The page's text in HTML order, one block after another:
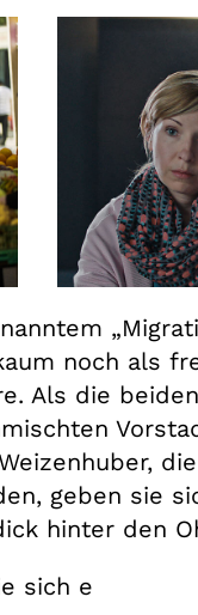
noch als
Als die
geben sie
hinter den
sich e